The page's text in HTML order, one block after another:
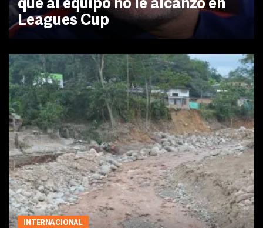
que al equipo no le alcanzó en
Leagues Cup
INTERNACIONAL